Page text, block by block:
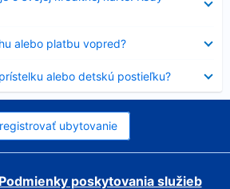
alebo platbu vopred?
alebo detskú postieľku?
ubytovanie
Podmienky poskytovania služieb